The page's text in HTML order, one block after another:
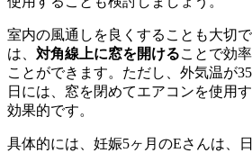
室内の風通しを良くすることも大切
は、 対角線上に窓を開けることで効
ことができます。ただし、外気温が
日には、窓を閉めてエアコンを使用
効果的です。
具体的には、妊娠5ヶ月のEさんは、